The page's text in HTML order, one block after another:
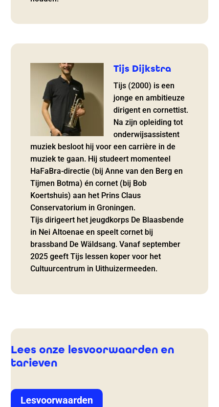
Tijs Dijkstra
Tijs (2000) is een
jonge en ambitieuze
dirigent en cornettist.
Na zijn opleiding tot
onderwijsassistent
muziek besloot hij voor een carrière in de
muziek te gaan. Hij studeert momenteel
HaFaBra-directie (bij Anne van den Berg en
Tijmen Botma) én cornet (bij Bob
Koertshuis) aan het Prins Claus
Conservatorium in Groningen.
Tijs dirigeert het jeugdkorps De Blaasbende
in Nei Altoenae en speelt cornet bij
brassband De Wäldsang. Vanaf september
2025 geeft Tijs lessen koper voor het
Cultuurcentrum in Uithuizermeeden.
Lees onze lesvoorwaarden en
tarieven
Lesvoorwaarden